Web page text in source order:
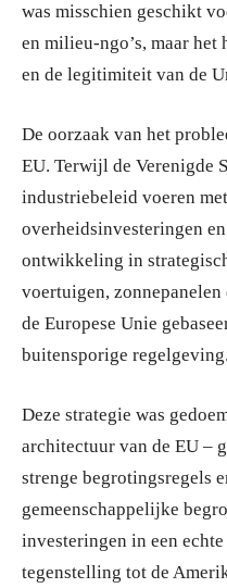
was misschien geschikt
en milieu-ngo’s, maar
en de legitimiteit van de
De oorzaak van het
EU. Terwijl de Verenigde
industriebeleid voeren
overheidsinvesteringen
ontwikkeling in
voertuigen,
de Europese Unie
buitensporige regelgeving.
Deze strategie was
architectuur van de EU –
strenge begrotingsregels
gemeenschappelijke
investeringen in een
tegenstelling tot de